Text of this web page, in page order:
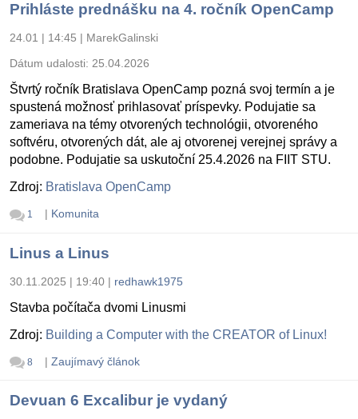
Prihláste prednášku na 4. ročník OpenCamp
24.01 | 14:45 | MarekGalinski
Dátum udalosti: 25.04.2026
Štvrtý ročník Bratislava OpenCamp pozná svoj termín a je
spustená možnosť prihlasovať príspevky. Podujatie sa
zameriava na témy otvorených technológii, otvoreného
softvéru, otvorených dát, ale aj otvorenej verejnej správy a
podobne. Podujatie sa uskutoční 25.4.2026 na FIIT STU.
Zdroj: Bratislava OpenCamp
1 | Komunita
Linus a Linus
30.11.2025 | 19:40 | redhawk1975
Stavba počítača dvomi Linusmi
Zdroj: Building a Computer with the CREATOR of Linux!
8 | Zaujímavý článok
Devuan 6 Excalibur je vydaný